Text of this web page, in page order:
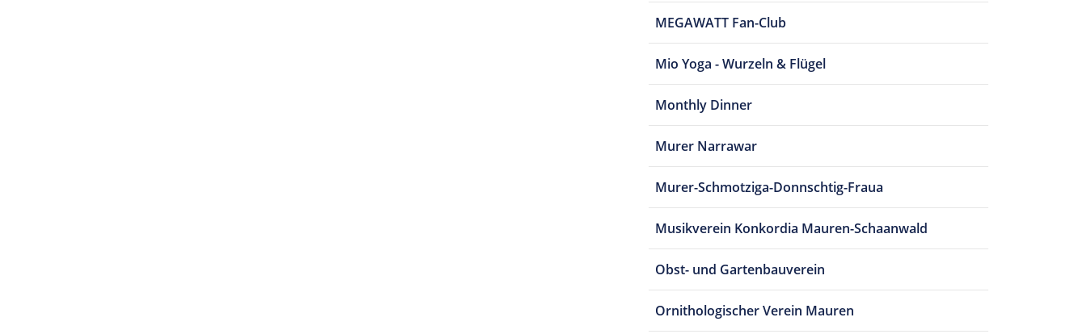
MEGAWATT Fan-Club
Mio Yoga - Wurzeln & Flügel
Monthly Dinner
Murer Narrawar
Murer-Schmotziga-Donnschtig-Fraua
Musikverein Konkordia Mauren-Schaanwald
Obst- und Gartenbauverein
Ornithologischer Verein Mauren